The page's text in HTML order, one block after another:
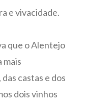
e vivacidade.
que o Alentejo
mais
castas e dos
dois vinhos